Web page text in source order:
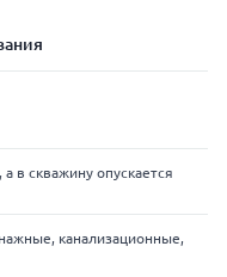
в скважину опускается
канализационные,